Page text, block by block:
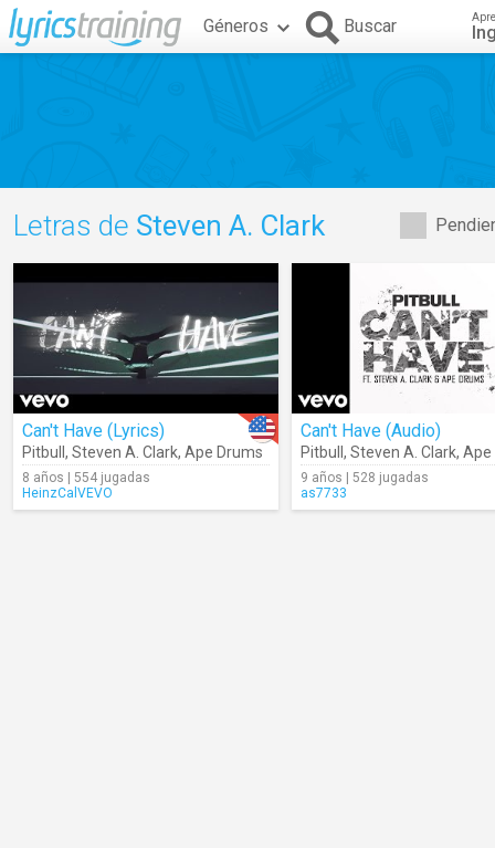
Géneros Buscar
Letras de Steven A. Clark
Can't Have (Lyrics)
Pitbull , Steven A. Clark, Ape Drums
8 años | 554 jugadas
HeinzCalVEVO
Can't Have (Audio)
Pitbull , Steven A. Clark, Ape
9 años | 528 jugadas
as7733